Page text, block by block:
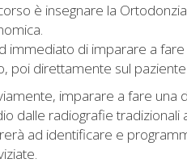
è insegnare la
immediato di imparare a
poi direttamente sul paziente
imparare a fare una
dalle radiografie tradizionali
ad identificare e